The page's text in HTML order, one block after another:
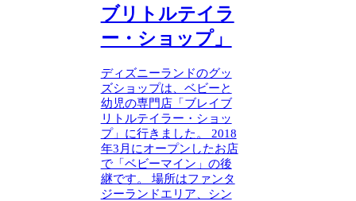
ブリトルテイラ
ー・ショップ」
ディズニーランドのグッ
ズショップは、ベビーと
幼児の専門店「ブレイブ
リトルテイラー・ショッ
プ」に行きました。 2018
年3月にオープンしたお店
で「ベビーマイン」の後
継です。 場所はファンタ
ジーランドエリア、シン